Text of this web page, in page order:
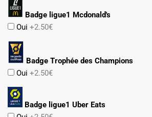
Badge ligue1 Mcdonald's
Oui +2.50€
Badge Trophée des Champions
Oui +2.50€
Badge ligue1 Uber Eats